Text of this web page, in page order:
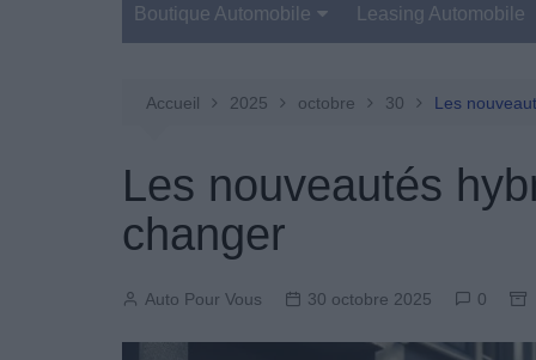
Boutique Automobile
Entretien Automobile
Produits Boutique
Leasing Automobile
Accueil 2025 octobre 30 Les
Les nouveautés
changer
Auto Pour Vous 30 octobre 2025 0